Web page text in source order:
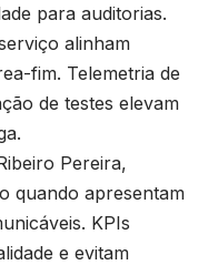
para auditorias.
alinham
fim. Telemetria de
de testes elevam
Pereira,
quando apresentam
KPIs
e evitam